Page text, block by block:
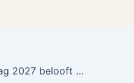
Kinderkoningsdag 2027 belooft opnieuw een feest te worden!